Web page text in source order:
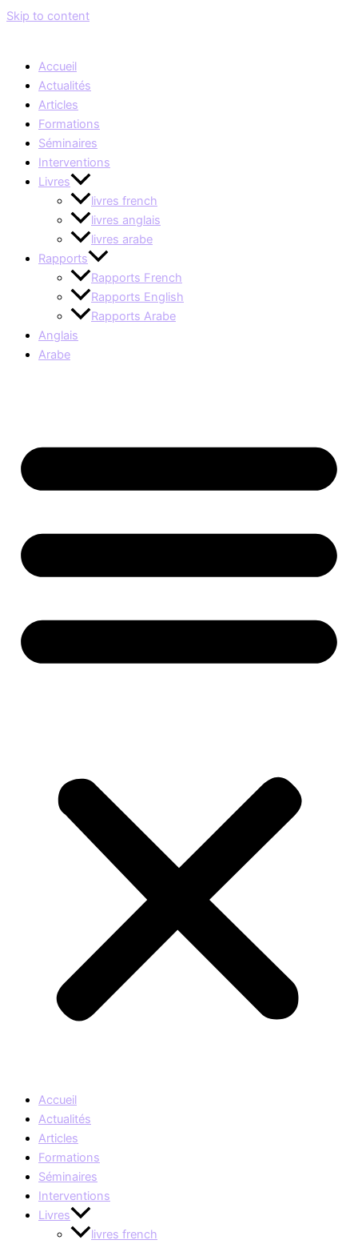
Skip to content
Accueil
Actualités
Articles
Formations
Séminaires
Interventions
Livres
livres french
livres anglais
livres arabe
Rapports
Rapports French
Rapports English
Rapports Arabe
Anglais
Arabe
Accueil
Actualités
Articles
Formations
Séminaires
Interventions
Livres
livres french